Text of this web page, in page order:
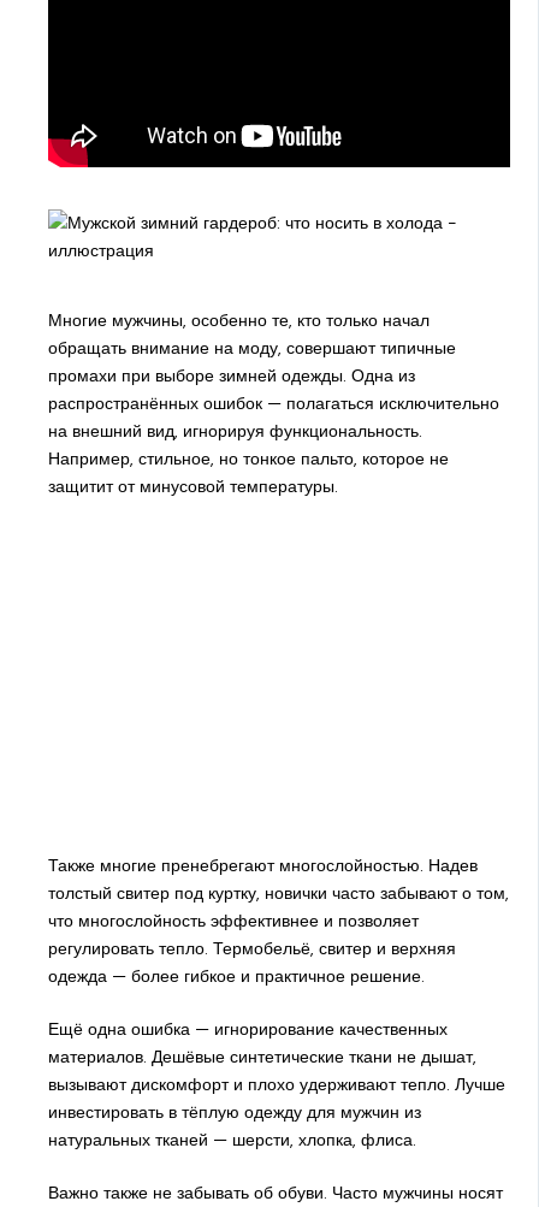
Многие мужчины, особенно те, кто только начал
обращать внимание на моду, совершают типичные
промахи при выборе зимней одежды. Одна из
распространённых ошибок — полагаться исключительно
на внешний вид, игнорируя функциональность.
Например, стильное, но тонкое пальто, которое не
защитит от минусовой температуры.
Также многие пренебрегают многослойностью. Надев
толстый свитер под куртку, новички часто забывают о том,
что многослойность эффективнее и позволяет
регулировать тепло. Термобельё, свитер и верхняя
одежда — более гибкое и практичное решение.
Ещё одна ошибка — игнорирование качественных
материалов. Дешёвые синтетические ткани не дышат,
вызывают дискомфорт и плохо удерживают тепло. Лучше
инвестировать в тёплую одежду для мужчин из
натуральных тканей — шерсти, хлопка, флиса.
Важно также не забывать об обуви. Часто мужчины носят